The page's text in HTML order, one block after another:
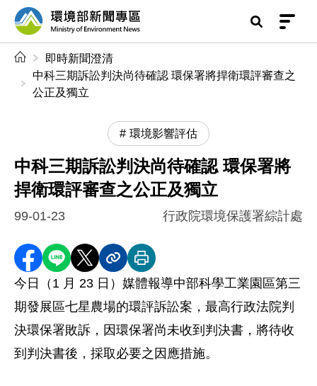
前往中央內容區塊
環境部新聞專區
即時新聞澄清
中科三期訴訟判決尚待確認 環保署將捍衛環評審查之
公正及獨立
環境影響評估
中科三期訴訟判決尚待確認 環保署將
捍衛環評審查之公正及獨立
99-01-23 行政院環境保護署綜計處
分享至 Facebook
分享到 LINE
分享到 X分享內容連結
列印本頁
今日（1 月 23 日）媒體報導中部科學工業園區第三
期發展區七星農場的環評訴訟案，最高行政法院判
決環保署敗訴，因環保署尚未收到判決書，將待收
到判決書後，採取必要之因應措施。